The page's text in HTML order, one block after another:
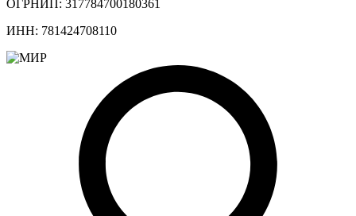
ОГРНИП: 317784700180361
ИНН: 781424708110